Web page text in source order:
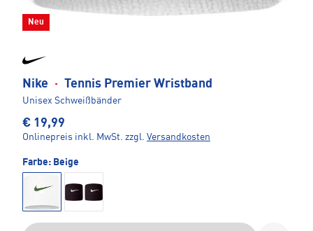
Neu
Nike · Tennis Premier Wristband
Unisex Schweißbänder
€ 19,99
Onlinepreis inkl. MwSt. zzgl. Versandkosten
Farbe: Beige